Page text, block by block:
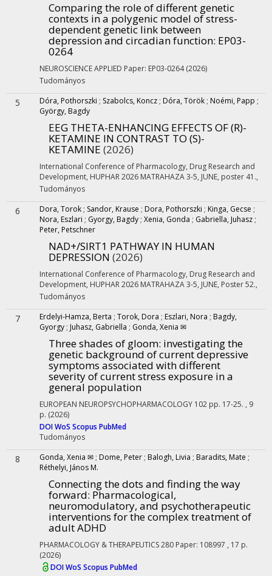
Comparing the role of different genetic
contexts in a polygenic model of stress-
dependent genetic link between
depression and circadian function: EP03-
0264
NEUROSCIENCE APPLIED Paper: EP03-0264(2026)
Tudományos
5 Dóra, Pothorszki ; Szabolcs, Koncz ; Dóra, Török ; Noémi, Papp ;
György, Bagdy
EEG THETA-ENHANCING EFFECTS OF (R)-
KETAMINE IN CONTRAST TO (S)-
KETAMINE (2026)
International Conference of Pharmacology, Drug Research and
Development, HUPHAR 2026 MATRAHAZA 3-5, JUNE, poster 41.,
Tudományos
6 Dora, Torok ; Sandor, Krause ; Dora, Pothorszki ; Kinga, Gecse ;
Nora, Eszlari ; Gyorgy, Bagdy ; Xenia, Gonda ; Gabriella, Juhasz ;
Peter, Petschner
NAD+/SIRT1 PATHWAY IN HUMAN
DEPRESSION (2026)
International Conference of Pharmacology, Drug Research and
Development, HUPHAR 2026 MATRAHAZA 3-5, JUNE, Poster 52.,
Tudományos
7 Erdelyi-Hamza, Berta ; Torok, Dora ; Eszlari, Nora ; Bagdy,
Gyorgy ; Juhasz, Gabriella ; Gonda, Xenia ✉
Three shades of gloom: investigating the
genetic background of current depressive
symptoms associated with different
severity of current stress exposure in a
general population
EUROPEAN NEUROPSYCHOPHARMACOLOGY 102 pp. 17-25. , 9
p. (2026)
DOIWoS Scopus PubMed
Tudományos
8 Gonda, Xenia ✉ ; Dome, Peter ; Balogh, Livia ; Baradits, Mate ;
Réthelyi, János M.
Connecting the dots and finding the way
forward: Pharmacological,
neuromodulatory, and psychotherapeutic
interventions for the complex treatment of
adult ADHD
PHARMACOLOGY & THERAPEUTICS280 Paper: 108997 , 17 p.
(2026)
DOIWoS Scopus PubMed